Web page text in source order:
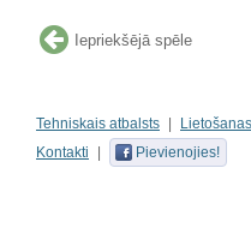
Iepriekšējā spēle
Tehniskais atbalsts
Kontakti
Pievienojies!